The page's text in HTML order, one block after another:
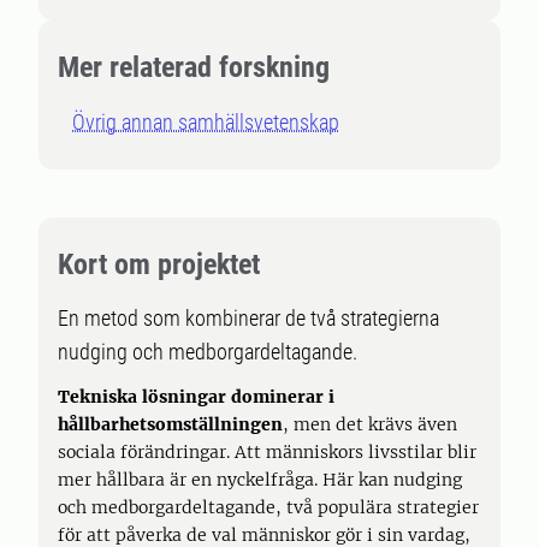
Mer relaterad forskning
Övrig annan samhällsvetenskap
Kort om projektet
En metod som kombinerar de två strategierna
nudging och medborgardeltagande.
Tekniska lösningar dominerar i
hållbarhetsomställningen, men det krävs även
sociala förändringar. Att människors livsstilar blir
mer hållbara är en nyckelfråga. Här kan nudging
och medborgardeltagande, två populära strategier
för att påverka de val människor gör i sin vardag,